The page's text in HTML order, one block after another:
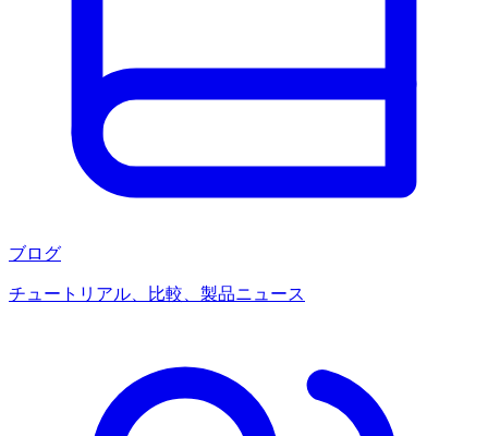
ブログ
チュートリアル、比較、製品ニュース